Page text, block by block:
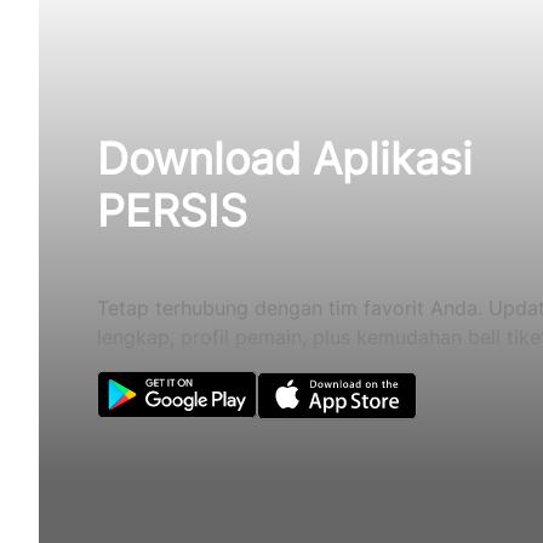
Download Aplikasi
PERSIS
Tetap terhubung dengan tim favorit Anda.